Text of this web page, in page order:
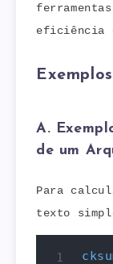
eficiência
A.
de um
Para
texto